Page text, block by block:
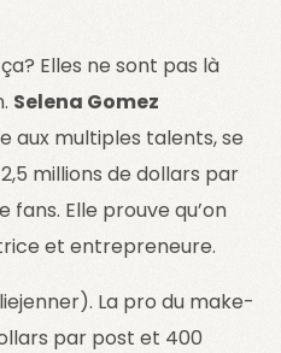
Elles ne sont pas là
Selena Gomez
aux multiples talents, se
millions de dollars par
fans. Elle prouve qu’on
et entrepreneure.
La pro du make-
par post et 400